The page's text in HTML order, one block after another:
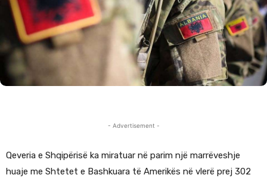
- Advertisement -
Qeveria e Shqipërisë ka miratuar në parim një marrëveshje
huaje me Shtetet e Bashkuara të Amerikës në vlerë prej 302